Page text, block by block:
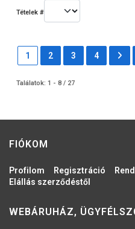
Tételek #
1 2 3 4
Találatok: 1 - 8 / 27
FIÓKOM
Profilom Regisztráció
Elállás szerződéstől
WEBÁRUHÁZ,